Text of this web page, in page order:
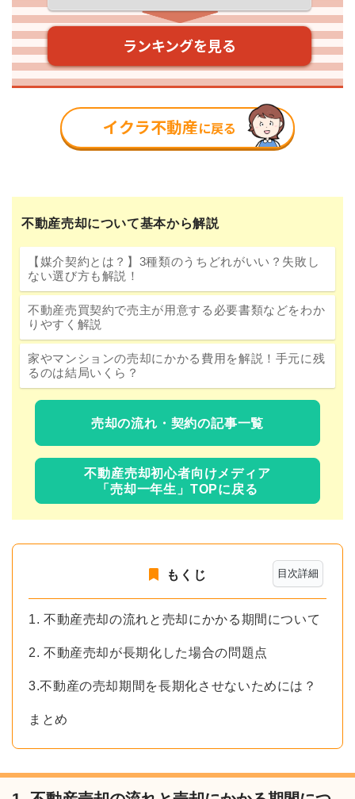
不動産売却について基本から解説
【媒介契約とは？】3種類のうちどれがいい？失敗し
ない選び方も解説！
不動産売買契約で売主が用意する必要書類などをわか
りやすく解説
家やマンションの売却にかかる費用を解説！手元に残
るのは結局いくら？
売却の流れ・契約の記事一覧
不動産売却初心者向けメディア
「売却一年生」TOPに戻る
目次詳細
もくじ
1. 不動産売却の流れと売却にかかる期間について
2. 不動産売却が長期化した場合の問題点
3.不動産の売却期間を長期化させないためには？
まとめ